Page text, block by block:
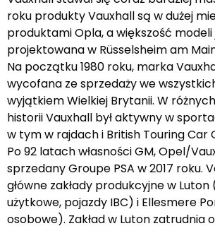
roku produkty Vauxhall są w dużej
produktami Opla, a większość modeli
projektowana w Rüsselsheim am
Na początku 1980 roku, marka
wycofana ze sprzedaży we
wyjątkiem Wielkiej Brytanii. W
historii Vauxhall był aktywny w
w tym w rajdach i British Touring Car
Po 92 latach własności GM, Opel/
sprzedany Groupe PSA w 2017 roku.
główne zakłady produkcyjne w
użytkowe, pojazdy IBC) i Ellesmere
osobowe). Zakład w Luton zatrudnia